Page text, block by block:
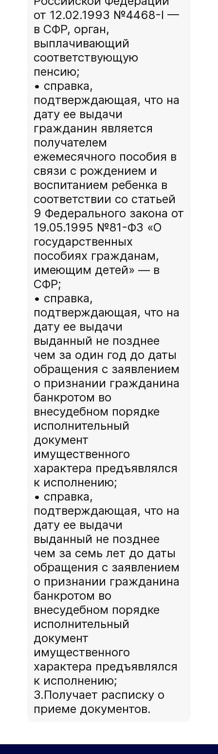
от 12.02.1993 №4468-I —
в СФР, орган,
выплачивающий
соответствующую
пенсию;
cправка,
подтверждающая, что на
дату ее выдачи
гражданин является
получателем
ежемесячного пособия в
связи с рождением и
воспитанием ребенка в
соответствии со статьей
9 Федерального закона от
19.05.1995 №81-ФЗ «О
государственных
пособиях гражданам,
имеющим детей» — в
СФР;
cправка,
подтверждающая, что на
дату ее выдачи
выданный не позднее
чем за один год до даты
обращения с заявлением
о признании гражданина
банкротом во
внесудебном порядке
исполнительный
документ
имущественного
характера предъявлялся
к исполнению;
cправка,
подтверждающая, что на
дату ее выдачи
выданный не позднее
чем за семь лет до даты
обращения с заявлением
о признании гражданина
банкротом во
внесудебном порядке
исполнительный
документ
имущественного
характера предъявлялся
к исполнению;
3.Получает расписку о
приеме документов.